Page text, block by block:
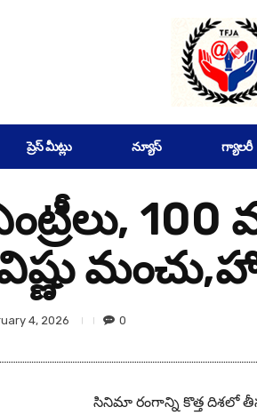
ప్రెస్ మీట్లు న్యూస్ గ్యాలరీ
100
విష్ణు
4, 2026 0
సినిమా రంగాన్ని కొత్త దిశలో